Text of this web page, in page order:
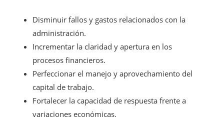
Disminuir fallos y gastos relacionados con la
administración.
Incrementar la claridad y apertura en los
procesos financieros.
Perfeccionar el manejo y aprovechamiento del
capital de trabajo.
Fortalecer la capacidad de respuesta frente a
variaciones económicas.